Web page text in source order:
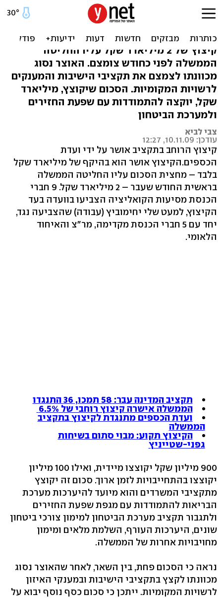
הקיצוץ הרוחבי המכווץ -
אושר בוועדה
קיצוץ של 2 מיליארד שקל עליו החליטה
הממשלה לפני כחודש צומצם. האוצר נסוג
מכוונתו לצמצם את תקציבי הישיבות והמענקים
לרשויות המקומיות. הסכום שיקוצץ, מיליארד
שקל, יוקצה להתמודדות עם שפעת החזירים
ולמערכת הביטחון
צבי לביא
עודכן: 10.11.09, 12:27
קיצוץ הרוחב בתקציב אושר על ידי ועדת
הכספים.הקיצוץ אושר הוא בהיקף של מיליארד שקל
בלבד – מחצית הסכום עליו החליטה הממשלה
בראשית החודש שעבר – 2 מיליארד שקל. 9 חברי
הכנסת מסיעות הקואליציה הצביעו בוועדה בעד
הקיצוץ, למעט שלי יחימוביץ (עבודה) שהצביעה נגד,
יחד עם 5 חברי הכנסת מקדימה, מר"צ והאיחוד
הלאומי.
תקציב המדינה עבר: 58 תמכו, 36 התנגדו
הממשלה אישרה קיצוץ רוחבי של 6.5%
ועדת הכספים מתנגדת לקיצוץ בתקציב
הממשלה
הקיצוץ תקוע: מבוי סתום בשיחות
גפני-שטייניץ
900 מיליון שקל יקוצצו מיידית, ואילו 100 מיליון
יקוצצו בהתחייבויות לזמן ארוך. סכום זה יקוצץ
מתקציבי המשרדים והוא מיועד להיערכות מערכת
הבריאות להתמודדות עם מגפת שפעת החזירים
ולתגבור תקציב מערכת הביטחון למימון צורכי ביטחון
שונים, היערכות העורף, השלמת מלאים ומימון
מחויבויות אחרות של הממשלה.
נראה כי הסכום פחת, בין השאר, לאחר שהאוצר נסוג
מכוונתו לקצץ בתקציבי הישיבות ובמענקי האיזון
לרשויות המקומיות. ייתכן כי סכום כסף נוסף יבוא על